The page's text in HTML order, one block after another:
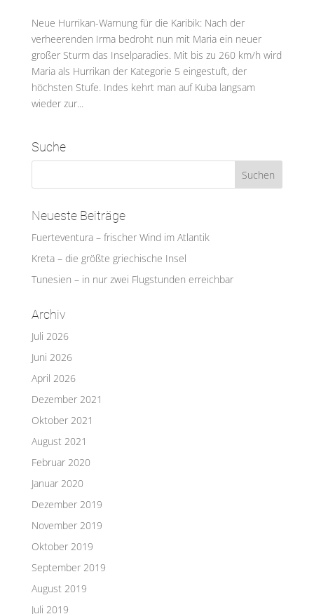
Neue Hurrikan-Warnung für die Karibik: Nach der
verheerenden Irma bedroht nun mit Maria ein neuer
großer Sturm das Inselparadies. Mit bis zu 260 km/h wird
Maria als Hurrikan der Kategorie 5 eingestuft, der
höchsten Stufe. Indes kehrt man auf Kuba langsam
wieder zur...
Suche
Neueste Beiträge
Fuerteventura – frischer Wind im Atlantik
Kreta – die größte griechische Insel
Tunesien – in nur zwei Flugstunden erreichbar
Archiv
Juli 2026
Juni 2026
April 2026
Dezember 2021
Oktober 2021
August 2021
Februar 2020
Januar 2020
Dezember 2019
November 2019
Oktober 2019
September 2019
August 2019
Juli 2019